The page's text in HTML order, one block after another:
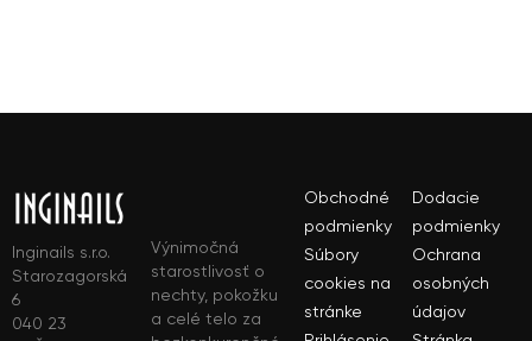
Inginails s.r.o.
Starozagorská
6
040 23
Výnimočná
starostlivosť o
nechty, pokožku
a celé telo za
Obchodné
podmienky
Dodacie
podmienky
Súbory
cookies na
stránke
Ochrana
osobných
údajov